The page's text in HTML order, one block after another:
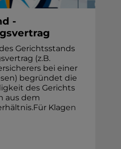
-
Gerichtsstands
(z.B.
bei einer
begründet die
des Gerichts
aus dem
Klagen